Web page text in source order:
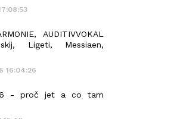
AUDITIVVOKAL
Ligeti, Messiaen,
16:04:26
- proč jet a co tam